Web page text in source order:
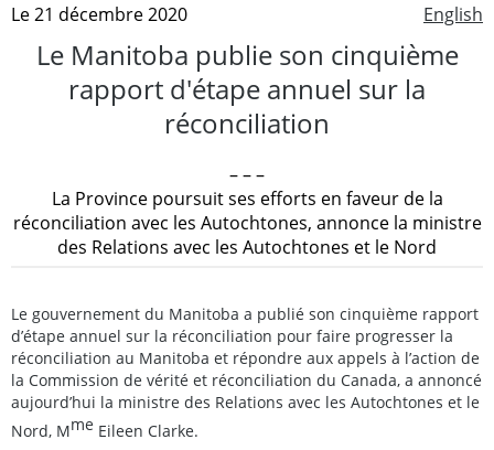
English
Le 21 décembre 2020
Le Manitoba publie son cinquième
rapport d'étape annuel sur la
réconciliation
– – –
La Province poursuit ses efforts en faveur de la
réconciliation avec les Autochtones, annonce la ministre
des Relations avec les Autochtones et le Nord
Le gouvernement du Manitoba a publié son cinquième rapport
d’étape annuel sur la réconciliation pour faire progresser la
réconciliation au Manitoba et répondre aux appels à l’action de
la Commission de vérité et réconciliation du Canada, a annoncé
aujourd’hui la ministre des Relations avec les Autochtones et le
Nord, Mme Eileen Clarke.